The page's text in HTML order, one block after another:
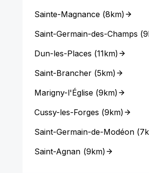
Sainte-Magnance(8km)
Saint-Germain-des-Champs (
Dun-les-Places (11km)
Saint-Brancher(5km)
Marigny-l'Église(9km)
Cussy-les-Forges (9km)
Saint-Germain-de-Modéon(
Saint-Agnan (9km)